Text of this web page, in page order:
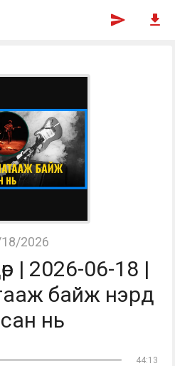
2026
| 2026-06-18 |
байж нэрд
нь
44:13